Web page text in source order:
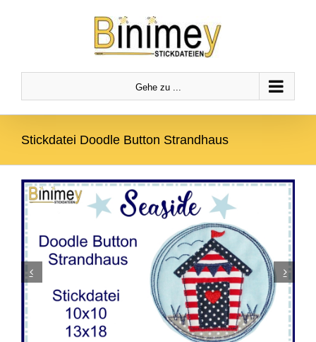
Gehe zu ...
Stickdatei Doodle Button Strandhaus